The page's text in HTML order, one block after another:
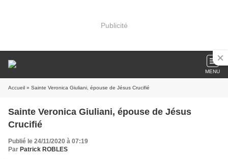
Publicité
MENU
Accueil » Sainte Veronica Giuliani, épouse de Jésus Crucifié
Sainte Veronica Giuliani, épouse de Jésus
Crucifié
Publié le 24/11/2020 à 07:19
Par Patrick ROBLES